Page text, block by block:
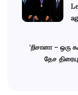
‘றிசானா – ஒரு
தேச